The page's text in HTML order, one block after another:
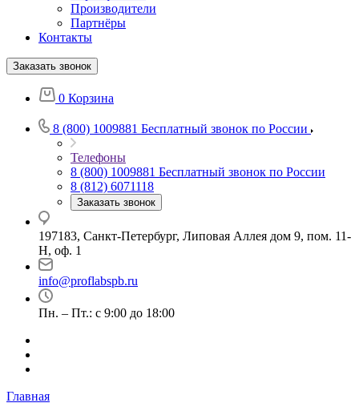
Производители
Партнёры
Контакты
Заказать звонок
0 Корзина
8 (800) 1009881 Бесплатный звонок по России
Телефоны
8 (800) 1009881 Бесплатный звонок по России
8 (812) 6071118
Заказать звонок
197183, Санкт-Петербург, Липовая Аллея дом 9, пом. 11-
Н, оф. 1
info@proflabspb.ru
Пн. – Пт.: с 9:00 до 18:00
Главная